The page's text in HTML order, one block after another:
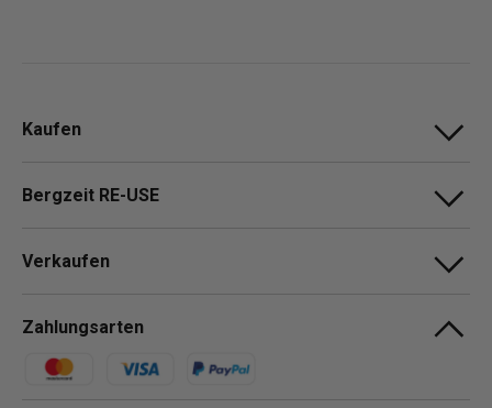
Kaufen
Bergzeit RE-USE
Verkaufen
Zahlungsarten
Zahlungsmethoden